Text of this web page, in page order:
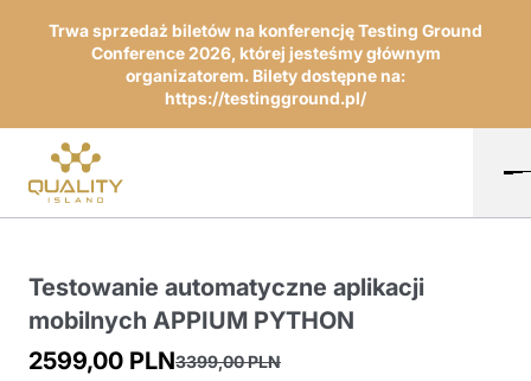
Trwa sprzedaż biletów na konferencję Testing Ground
Conference 2026, której jesteśmy głównym
organizatorem. Bilety dostępne na:
https://testingground.pl/
Testowanie automatyczne aplikacji
mobilnych APPIUM PYTHON
3399,00PLN
2599,00 PLN